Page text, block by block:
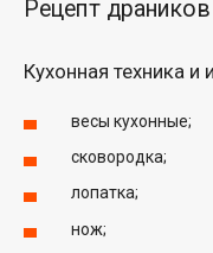
Рецепт
Кухонная техника и
весы кухонные;
сковородка;
лопатка;
нож;